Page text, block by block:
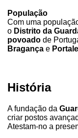
População
Com uma
o Distrito da
povoado de
Bragança e
História
A fundação da
criar postos
Atestam-no a